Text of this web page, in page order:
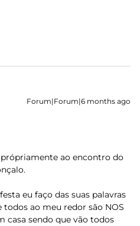
Forum|Forum|6 months ago
ao encontro do
eu faço das suas palavras
ao meu redor são NOS
casa sendo que vão todos